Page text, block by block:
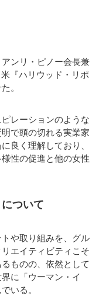
ンリ・ピノー会長兼
『ハリウッド・リポ
。
レーションのような
で頭の切れる実業家
良く理解しており、
性の促進と他の女性
について
や取り組みを、グル
エイティビティこそ
ものの、依然として
に「ウーマン・イ
いる。